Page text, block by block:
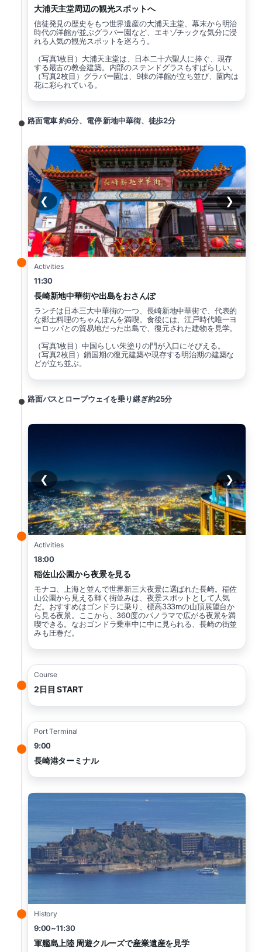
大浦天主堂周辺の観光スポットへ
信徒発見の歴史をもつ世界遺産の大浦天主堂、幕末から明治
時代の洋館が並ぶグラバー園など、エキゾチックな気分に浸
れる人気の観光スポットを巡ろう。
（写真1枚目）大浦天主堂は、日本二十六聖人に捧ぐ、現存
する最古の教会建築。内部のステンドグラスもすばらしい。
（写真2枚目）グラバー園は、9棟の洋館が立ち並び、園内は
花に彩られている。
路面電車 約6分、電停 新地中華街、徒歩2分
Activities
11:30
長崎新地中華街や出島をおさんぽ
ランチは日本三大中華街の一つ、長崎新地中華街で、代表的
な郷土料理のちゃんぽんを満喫。食後には、江戸時代唯一ヨ
ーロッパとの貿易地だった出島で、復元された建物を見学。
（写真1枚目）中国らしい朱塗りの門が入口にそびえる。
（写真2枚目）鎖国期の復元建築や現存する明治期の建築な
どが立ち並ぶ。
❮ ❯
路面バスとロープウェイを乗り継ぎ約25分
Activities
18:00
稲佐山公園から夜景を見る
モナコ、上海と並んで世界新三大夜景に選ばれた長崎。稲佐
山公園から見える輝く街並みは、夜景スポットとして人気
だ。おすすめはゴンドラに乗り、標高333mの山頂展望台か
ら見る夜景。ここから、360度のパノラマで広がる夜景を満
喫できる。なおゴンドラ乗車中に中に見られる、長崎の街並
みも圧巻だ。
❮ ❯
Course
2日目 START
Port Terminal
9:00
長崎港ターミナル
History
9:00~11:30
軍艦島上陸 周遊クルーズで産業遺産を見学